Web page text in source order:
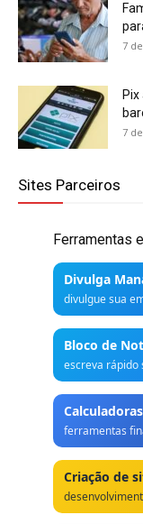
7
7
Sites Parceiros
Ferramentas
Divulga
divulgue sua
Bloco de
escreva rápido
ferramentas
Criação de